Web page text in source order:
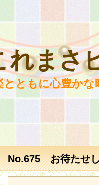
れまさ
とともに心豊か
No.675 お待たせ